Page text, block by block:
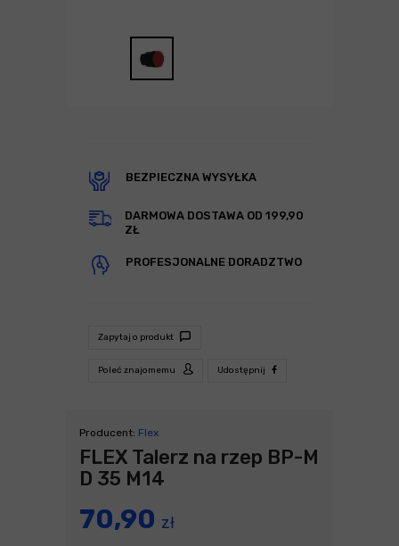
BEZPIECZNA WYSYŁKA
DARMOWA DOSTAWA OD 199,90
ZŁ
PROFESJONALNE DORADZTWO
Zapytaj o produkt
Poleć znajomemu Udostępnij
Producent: Flex
FLEX Talerz na rzep BP-M
D 35 M14
70,90 zł